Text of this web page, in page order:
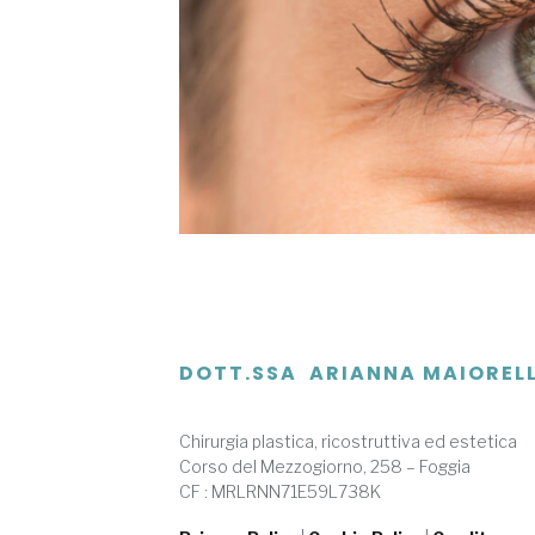
DOTT.SSA ARIANNA
Chirurgia plastica, ricostruttiva ed estetica
Corso del Mezzogiorno, 258 – Foggia
CF : MRLRNN71E59L738K